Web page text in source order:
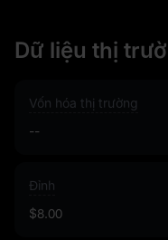
Dữ liệu thị
Vốn hóa thị trường
--
Đỉnh
$8.00